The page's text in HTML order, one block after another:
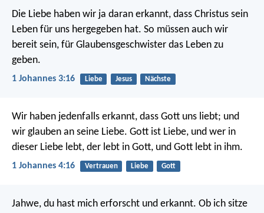
Die Liebe haben wir ja daran erkannt, dass Christus sein
Leben für uns hergegeben hat. So müssen auch wir
bereit sein, für Glaubensgeschwister das Leben zu
geben.
1 Johannes 3:16 Liebe Jesus Nächste
Wir haben jedenfalls erkannt, dass Gott uns liebt; und
wir glauben an seine Liebe. Gott ist Liebe, und wer in
dieser Liebe lebt, der lebt in Gott, und Gott lebt in ihm.
1 Johannes 4:16 Vertrauen Liebe Gott
Jahwe, du hast mich erforscht und erkannt. Ob ich sitze